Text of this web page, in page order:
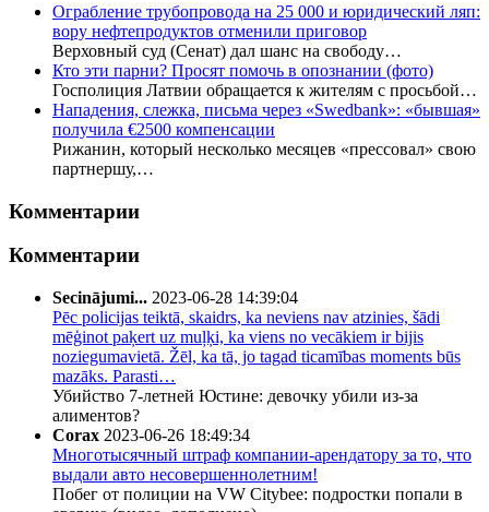
Ограбление трубопровода на 25 000 и юридический ляп:
вору нефтепродуктов отменили приговор
Верховный суд (Сенат) дал шанс на свободу…
Кто эти парни? Просят помочь в опознании (фото)
Госполиция Латвии обращается к жителям с просьбой…
Нападения, слежка, письма через «Swedbank»: «бывшая»
получила €2500 компенсации
Рижанин, который несколько месяцев «прессовал» свою
партнершу,…
Комментарии
Комментарии
Secinājumi... 2023-06-28 14:39:04
Pēc policijas teiktā, skaidrs, ka neviens nav atzinies, šādi
mēģinot paķert uz muļķi, ka viens no vecākiem ir bijis
noziegumavietā. Žēl, ka tā, jo tagad ticamības moments būs
mazāks. Parasti…
Убийство 7-летней Юстине: девочку убили из-за
алиментов?
Corax 2023-06-26 18:49:34
Многотысячный штраф компании-арендатору за то, что
выдали авто несовершеннолетним!
Побег от полиции на VW Citybee: подростки попали в